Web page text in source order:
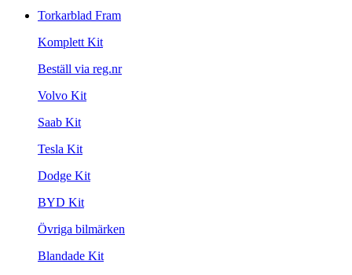
Torkarblad Fram
Komplett Kit
Beställ via reg.nr
Volvo Kit
Saab Kit
Tesla Kit
Dodge Kit
BYD Kit
Övriga bilmärken
Blandade Kit